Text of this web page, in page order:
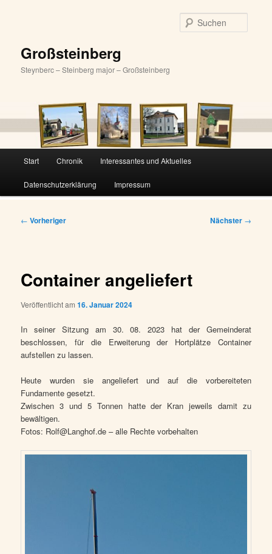
Großsteinberg
Steynberc – Steinberg major – Großsteinberg
Start Chronik Interessantes und Aktuelles
Datenschutzerklärung Impressum
Beitragsnavigation
← Vorheriger Nächster →
Container angeliefert
Veröffentlicht am16. Januar 2024
In seiner Sitzung am 30. 08. 2023 hat der Gemeinderat
beschlossen, für die Erweiterung der Hortplätze Container
aufstellen zu lassen.
Heute wurden sie angeliefert und auf die vorbereiteten
Fundamente gesetzt.
Zwischen 3 und 5 Tonnen hatte der Kran jeweils damit zu
bewältigen.
Fotos: Rolf@Langhof.de – alle Rechte vorbehalten